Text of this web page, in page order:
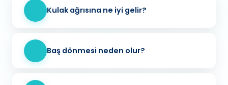
Kulak ağrısına ne iyi gelir?
Baş dönmesi neden olur?